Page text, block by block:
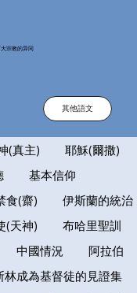
宗教的异同
其他語文
(真主)
耶穌(爾撒)
基本信仰
食(齋)
伊斯蘭的統治
(天神)
布哈里聖訓
中國情況
阿拉伯
林成為基督徒的見證集